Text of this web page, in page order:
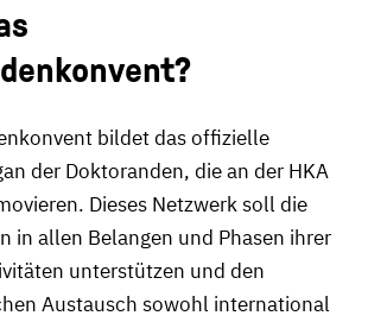
bildet das offizielle
der Doktoranden, die an der HKA
Dieses Netzwerk soll die
in allen Belangen und Phasen ihrer
unterstützen und den
Austausch sowohl international